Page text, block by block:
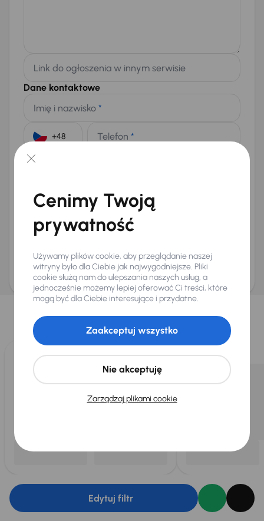
Link do ogłoszenia w innym serwisie
Dane kontaktowe
Imię i nazwisko *
Telefon *
E-mail
Na e-mail(opcjonalnie)
Na numer telefonu (opcjonalnie)
Wyślij zapytanie
ani zagwarantowaną dostępnością pojazdu. AURES Holdings a.s., z siedzibą
Dopraváků 874/15, Čimice, 184 00 Praga 8, będzie przechowywać i przetwarzać
Twoje dane osobowe zgodnie z zasadami ochrony i przetwarzaniadanych
osobowych.
Wybraliśmy dla Ciebie
Wybieramy dla Ciebie
z naszej oferty. Kupimy
dla Ciebiedo 400 pojazdówkażdego dnia.
Edytuj filtr
Cenimy Twoją
prywatność
Używamy plików cookie, aby przeglądanie naszej
witryny było dla Ciebie jak najwygodniejsze. Pliki
cookie służą nam do ulepszania naszych usług, a
jednocześnie możemy lepiej oferować Ci treści, które
mogą być dla Ciebie interesujące i przydatne.
Zarządzaj plikami cookie
Nie akceptuję
Zaakceptuj wszystko